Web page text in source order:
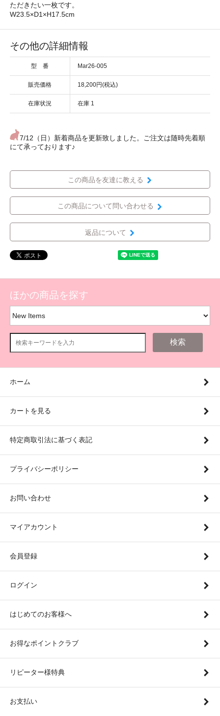
ただきたい一枚です。
W23.5×D1×H17.5cm
その他の詳細情報
型 番 Mar26-005
販売価格 18,200円(税込)
在庫状況 在庫 1
7/12（日）新着商品を更新致しました。ご注文は随時先着順
にて承っております♪
この商品を友達に教える
この商品について問い合わせる
返品について
ほかの商品を探す
検索
ホーム
カートを見る
特定商取引法に基づく表記
プライバシーポリシー
お問い合わせ
マイアカウント
会員登録
ログイン
はじめてのお客様へ
お得なポイントクラブ
リピーター様特典
お支払い